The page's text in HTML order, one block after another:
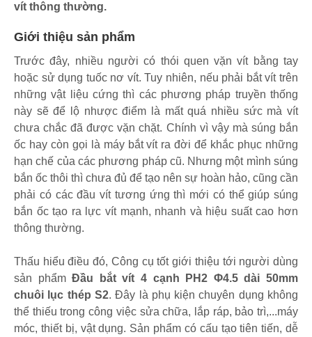
vít thông thường.
Giới thiệu sản phẩm
Trước đây, nhiều người có thói quen vặn vít bằng tay
hoặc sử dụng tuốc nơ vít. Tuy nhiên, nếu phải bắt vít trên
những vật liệu cứng thì các phương pháp truyền thống
này sẽ để lộ nhược điểm là mất quá nhiều sức mà vít
chưa chắc đã được vặn chặt. Chính vì vậy mà súng bắn
ốc hay còn gọi là máy bắt vít ra đời để khắc phục những
hạn chế của các phương pháp cũ. Nhưng một mình súng
bắn ốc thôi thì chưa đủ để tạo nên sự hoàn hảo, cũng cần
phải có các đầu vít tương ứng thì mới có thể giúp súng
bắn ốc tạo ra lực vít mạnh, nhanh và hiệu suất cao hơn
thông thường.
Thấu hiểu điều đó, Công cụ tốt giới thiệu tới người dùng
sản phẩmĐầu bắt vít 4 cạnh PH2 Φ4.5 dài 50mm
chuôi lục thép S2. Đây là phụ kiện chuyên dụng không
thể thiếu trong công việc sửa chữa, lắp ráp, bảo trì,...máy
móc, thiết bị, vật dụng. Sản phẩm có cấu tạo tiên tiến, dễ